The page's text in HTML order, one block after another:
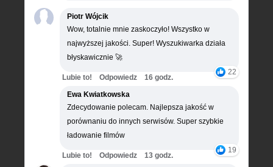
Piotr Wójcik
Wow, totalnie mnie zaskoczyło! Wszystko w
najwyższej jakości. Super! Wyszukiwarka działa
błyskawicznie 🚀
22
Lubie to! Odpowiedz
16 godz.
Ewa Kwiatkowska
Zdecydowanie polecam. Najlepsza jakość w
porównaniu do innych serwisów. Super szybkie
ładowanie filmów
19
Lubie to! Odpowiedz
13 godz.